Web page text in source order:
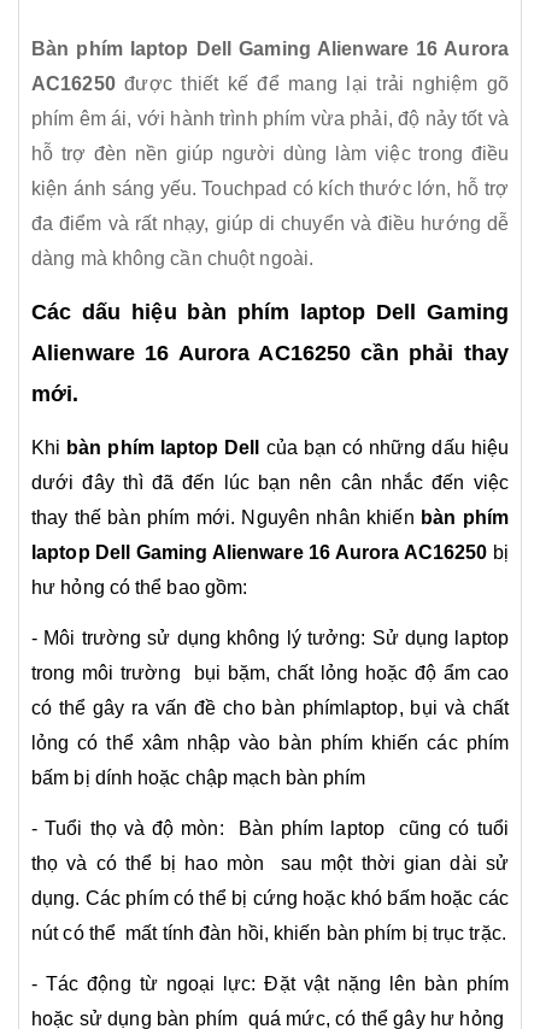
Bàn phím laptop Dell Gaming Alienware 16 Aurora
AC16250được thiết kế để mang lại trải nghiệm gõ
phím êm ái, với hành trình phím vừa phải, độ nảy tốt và
hỗ trợ đèn nền giúp người dùng làm việc trong điều
kiện ánh sáng yếu. Touchpad có kích thước lớn, hỗ trợ
đa điểm và rất nhạy, giúp di chuyển và điều hướng dễ
dàng mà không cần chuột ngoài.
Các dấu hiệu bàn phím laptop Dell Gaming
Alienware 16 Aurora AC16250 cần phải thay
mới.
Khi bàn phím laptop Dell
của bạn có những dấu hiệu
dưới đây thì đã đến lúc bạn nên cân nhắc đến việc
thay thế bàn phím mới. Nguyên nhân khiến bàn phím
laptop Dell Gaming Alienware 16 Aurora AC16250 bị
hư hỏng có thể bao gồm:
- Môi trường sử dụng không lý tưởng: Sử dụng laptop
trong môi trường bụi bặm, chất lỏng hoặc độ ẩm cao
có thể gây ra vấn đề cho bàn phímlaptop, bụi và chất
lỏng có thể xâm nhập vào bàn phím khiến các phím
bấm bị dính hoặc chập mạch bàn phím
- Tuổi thọ và độ mòn: Bàn phím laptop cũng có tuổi
thọ và có thể bị hao mòn sau một thời gian dài sử
dụng. Các phím có thể bị cứng hoặc khó bấm hoặc các
nút có thể mất tính đàn hồi, khiến bàn phím bị trục trặc.
- Tác động từ ngoại lực: Đặt vật nặng lên bàn phím
hoặc sử dụng bàn phím quá mức, có thể gây hư hỏng